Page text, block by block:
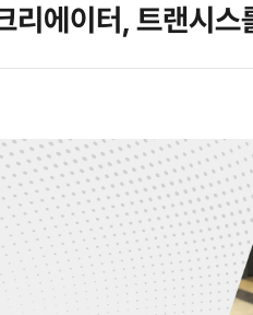
리에이터, 트랜시스